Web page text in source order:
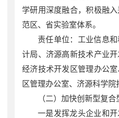
学研用深度融合，积极融
范区、省实验室体系。
责任单位：工业信息
计局、济源高新技术产业
经济技术开发区管理办公
区管理办公室、济源科学
（二）加快创新型复
一是发挥龙头企业和